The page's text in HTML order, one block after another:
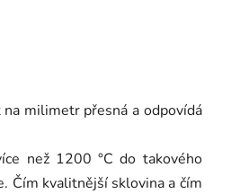
milimetr přesná a odpovídá
než 1200 °C do takového
Čím kvalitnější sklovina a čím